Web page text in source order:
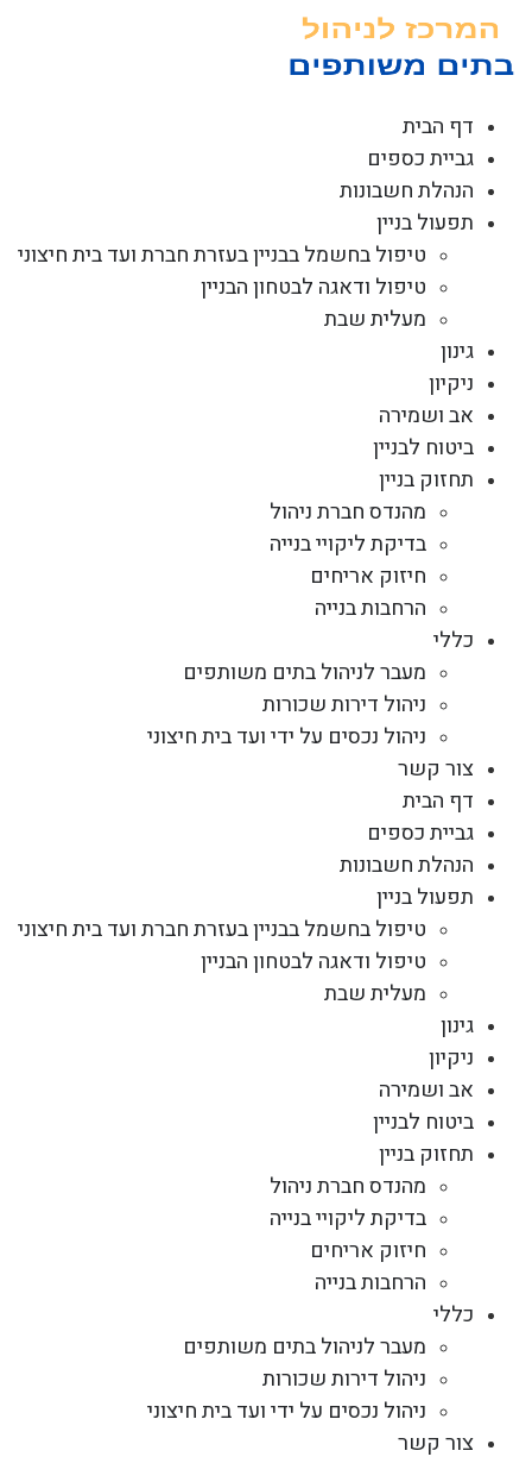
דף הבית
גביית כספים
הנהלת חשבונות
תפעול בניין
טיפול בחשמל בבניין בעזרת חברת ועד בית חיצוני
טיפול ודאגה לבטחון הבניין
מעלית שבת
גינון
ניקיון
אב ושמירה
ביטוח לבניין
תחזוק בניין
מהנדס חברת ניהול
בדיקת ליקויי בנייה
חיזוק אריחים
הרחבות בנייה
כללי
מעבר לניהול בתים משותפים
ניהול דירות שכורות
ניהול נכסים על ידי ועד בית חיצוני
צור קשר
דף הבית
גביית כספים
הנהלת חשבונות
תפעול בניין
טיפול בחשמל בבניין בעזרת חברת ועד בית חיצוני
טיפול ודאגה לבטחון הבניין
מעלית שבת
גינון
ניקיון
אב ושמירה
ביטוח לבניין
תחזוק בניין
מהנדס חברת ניהול
בדיקת ליקויי בנייה
חיזוק אריחים
הרחבות בנייה
כללי
מעבר לניהול בתים משותפים
ניהול דירות שכורות
ניהול נכסים על ידי ועד בית חיצוני
צור קשר